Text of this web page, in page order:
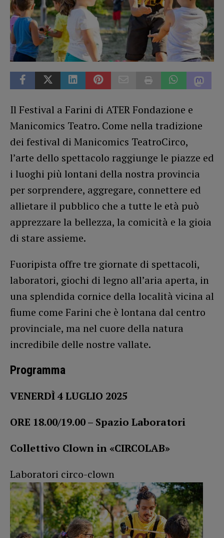
Il Festival a Farini di ATER Fondazione e
Manicomics Teatro. Come nella tradizione
dei festival di Manicomics TeatroCirco,
l’arte dello spettacolo raggiunge le piazze ed
i luoghi più lontani della nostra provincia
per sorprendere, aggregare, connettere ed
allietare il pubblico che a tutte le età può
apprezzare la bellezza, la comicità e la gioia
di stare assieme.
Fuoripista offre tre giornate di spettacoli,
laboratori, giochi di legno all’aria aperta, in
una splendida cornice della località vicina al
fiume come Farini che è lontana dal centro
provinciale, ma nel cuore della natura
incredibile delle nostre vallate.
Programma
VENERDÌ 4 LUGLIO 2025
ORE 18.00/19.00 – Spazio Laboratori
Collettivo Clown in «CIRCOLAB»
Laboratori circo-clown